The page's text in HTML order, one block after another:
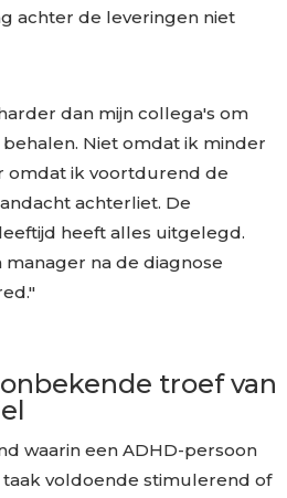
achter de leveringen niet
dan mijn collega's om
Niet omdat ik minder
omdat ik voortdurend de
achterliet. De
heeft alles uitgelegd.
manager na de diagnose
troef van
waarin een ADHD-persoon
voldoende stimulerend of